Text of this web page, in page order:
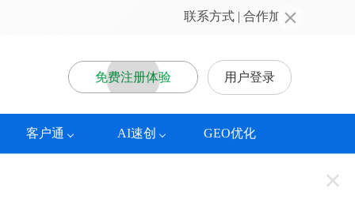
联系方式 | 合作加盟
客户通 AI速创 GEO优化
免费注册体验 用户登录